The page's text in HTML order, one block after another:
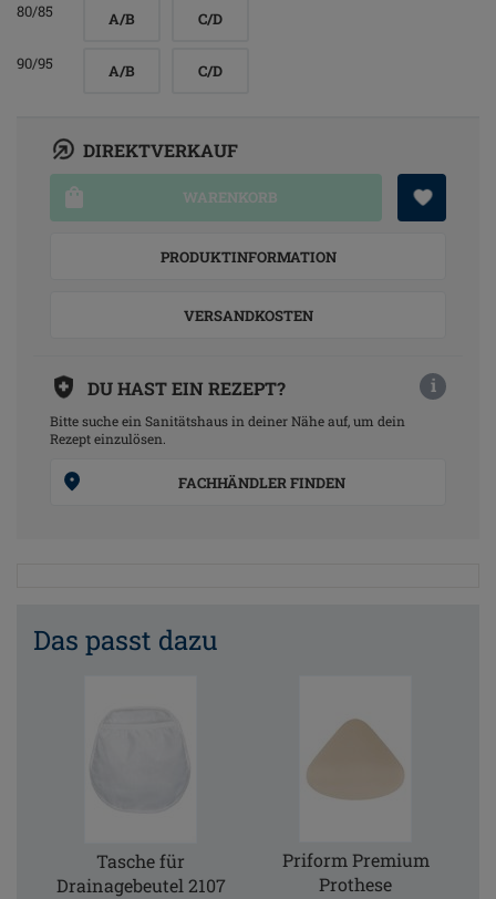
80/85 A/B C/D
90/95 A/B C/D
DIREKTVERKAUF
WARENKORB
PRODUKTINFORMATION
VERSANDKOSTEN
DU HAST EIN REZEPT? i
Bitte suche ein Sanitätshaus in deiner Nähe auf, um dein
Rezept einzulösen.
FACHHÄNDLER FINDEN
Das passt dazu
Tasche für
Drainagebeutel 2107
Priform Premium
Prothese